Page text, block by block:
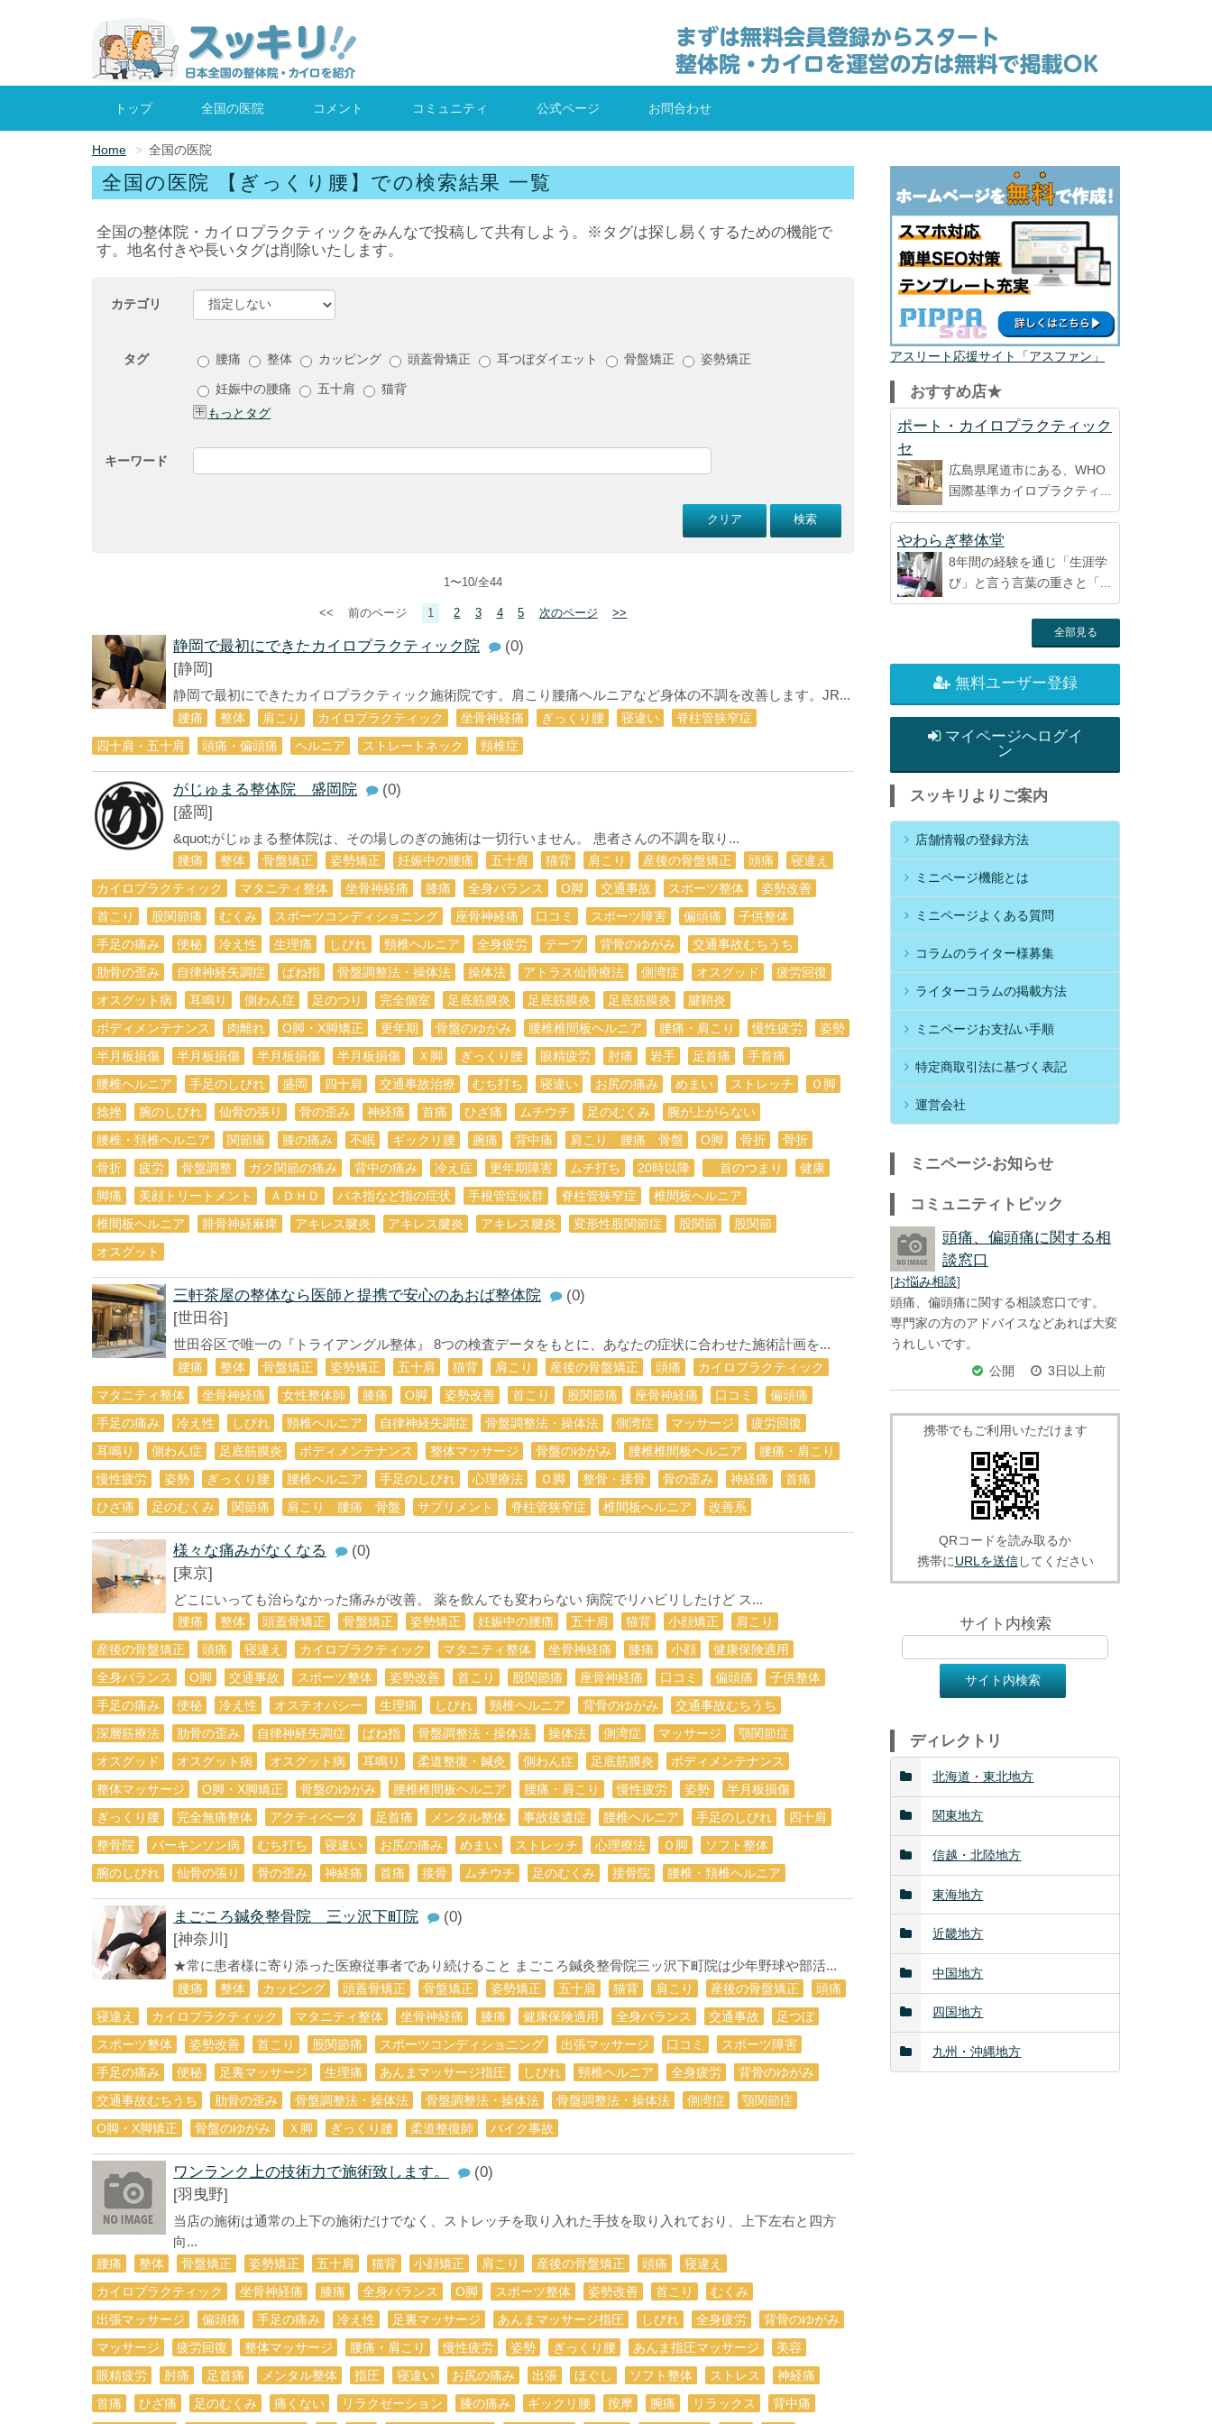
トップ 全国の医院 コメント コミュニティ 公式ページ お問合わせ
Home 全国の医院
全国の医院 【ぎっくり腰】での検索結果 一覧
全国の整体院・カイロプラクティックをみんなで投稿して共有しよう。※タグは探し易くするための機能で
す。地名付きや長いタグは削除いたします。
カテゴリ
タグ 腰痛 整体 カッピング 頭蓋骨矯正 耳つぼダイエット 骨盤矯正 姿勢矯正
妊娠中の腰痛 五十肩
猫背
もっとタグ
キーワード
1〜10/全44
<< 前のページ 1 2 3 4 5 次のページ >>
静岡で最初にできたカイロプラクティック院
(0)
[静岡]
静岡で最初にできたカイロプラクティック施術院です。肩こり腰痛ヘルニアなど身体の不調を改善します。JR...
腰痛 整体 肩こり カイロプラクティック 坐骨神経痛 ぎっくり腰 寝違い
脊柱管狭窄症
四十肩・五十肩
頭痛・偏頭痛 ヘルニア ストレートネック 頸椎症
がじゅまる整体院 盛岡院
(0)
[盛岡]
&quot;がじゅまる整体院は、その場しのぎの施術は一切行いません。 患者さんの不調を取り...
腰痛 整体 骨盤矯正 姿勢矯正 妊娠中の腰痛 五十肩 猫背 肩こり 産後の骨盤矯正 頭痛
寝違え
カイロプラクティック
マタニティ整体 坐骨神経痛 膝痛 全身バランス О脚 交通事故 スポーツ整体
姿勢改善
首こり
股関節痛 むくみ スポーツコンディショニング 座骨神経痛 口コミ スポーツ障害 偏頭痛
子供整体
手足の痛み
便秘 冷え性 生理痛 しびれ 頸椎ヘルニア 全身疲労 テープ 背骨のゆがみ
交通事故むちうち
肋骨の歪み
自律神経失調症 ばね指 骨盤調整法・操体法 操体法 アトラス仙骨療法 側湾症 オスグッド
疲労回復
オスグット病
耳鳴り 側わん症 足のつり 完全個室 足底筋膜炎 足底筋膜炎 足底筋膜炎
腱鞘炎
ボディメンテナンス
肉離れ O脚・X脚矯正 更年期 骨盤のゆがみ 腰椎椎間板ヘルニア 腰痛・肩こり 慢性疲労
姿勢
半月板損傷
半月板損傷 半月板損傷 半月板損傷 Ｘ脚 ぎっくり腰 眼精疲労 肘痛 岩手 足首痛
手首痛
腰椎ヘルニア
手足のしびれ 盛岡 四十肩 交通事故治療 むち打ち 寝違い お尻の痛み めまい ストレッチ
Ｏ脚
捻挫
腕のしびれ 仙骨の張り 骨の歪み 神経痛 首痛 ひざ痛 ムチウチ 足のむくみ
腕が上がらない
腰椎・頚椎ヘルニア
関節痛 膝の痛み 不眠 ギックリ腰 腕痛 背中痛 肩こり 腰痛 骨盤 O脚 骨折
骨折
骨折
疲労 骨盤調整 ガク関節の痛み 背中の痛み 冷え症 更年期障害 ムチ打ち 20時以降 首のつまり
健康
脚痛
美顔トリートメント ＡＤＨＤ バネ指など指の症状 手根管症候群 脊柱管狭窄症
椎間板ヘルニア
椎間板ヘルニア
腓骨神経麻痺 アキレス腱炎 アキレス腱炎 アキレス腱炎 変形性股関節症 股関節
股関節
オスグット
三軒茶屋の整体なら医師と提携で安心のあおば整体院
(0)
[世田谷]
世田谷区で唯一の『トライアングル整体』 8つの検査データをもとに、あなたの症状に合わせた施術計画を...
腰痛 整体 骨盤矯正 姿勢矯正 五十肩 猫背 肩こり 産後の骨盤矯正 頭痛
カイロプラクティック
マタニティ整体
坐骨神経痛 女性整体師 膝痛 О脚 姿勢改善 首こり 股関節痛 座骨神経痛 口コミ
偏頭痛
手足の痛み
冷え性 しびれ 頸椎ヘルニア 自律神経失調症 骨盤調整法・操体法 側湾症 マッサージ
疲労回復
耳鳴り
側わん症 足底筋膜炎 ボディメンテナンス 整体マッサージ 骨盤のゆがみ 腰椎椎間板ヘルニア
腰痛・肩こり
慢性疲労
姿勢 ぎっくり腰 腰椎ヘルニア 手足のしびれ 心理療法 Ｏ脚 整骨・接骨 骨の歪み 神経痛
首痛
ひざ痛
足のむくみ 関節痛 肩こり 腰痛 骨盤 サプリメント 脊柱管狭窄症 椎間板ヘルニア 改善系
様々な痛みがなくなる
(0)
[東京]
どこにいっても治らなかった痛みが改善。 薬を飲んでも変わらない 病院でリハビリしたけど ス...
腰痛 整体 頭蓋骨矯正 骨盤矯正 姿勢矯正 妊娠中の腰痛 五十肩 猫背 小顔矯正
肩こり
産後の骨盤矯正
頭痛 寝違え カイロプラクティック マタニティ整体 坐骨神経痛 膝痛 小顔
健康保険適用
全身バランス
О脚 交通事故 スポーツ整体 姿勢改善 首こり 股関節痛 座骨神経痛 口コミ 偏頭痛
子供整体
手足の痛み
便秘 冷え性 オステオパシー 生理痛 しびれ 頸椎ヘルニア 背骨のゆがみ
交通事故むちうち
深層筋療法
肋骨の歪み 自律神経失調症 ばね指 骨盤調整法・操体法 操体法 側湾症 マッサージ
顎関節症
オスグッド
オスグット病 オスグット病 耳鳴り 柔道整復・鍼灸 側わん症 足底筋膜炎
ボディメンテナンス
整体マッサージ
O脚・X脚矯正 骨盤のゆがみ 腰椎椎間板ヘルニア 腰痛・肩こり 慢性疲労 姿勢
半月板損傷
ぎっくり腰
完全無痛整体 アクティベータ 足首痛 メンタル整体 事故後遺症 腰椎ヘルニア 手足のしびれ
四十肩
整骨院
パーキンソン病 むち打ち 寝違い お尻の痛み めまい ストレッチ 心理療法 Ｏ脚
ソフト整体
腕のしびれ
仙骨の張り 骨の歪み 神経痛 首痛 接骨 ムチウチ 足のむくみ 接骨院 腰椎・頚椎ヘルニア
まごころ鍼灸整骨院 三ッ沢下町院
(0)
[神奈川]
★常に患者様に寄り添った医療従事者であり続けること まごころ鍼灸整骨院三ッ沢下町院は少年野球や部活...
腰痛 整体 カッピング 頭蓋骨矯正 骨盤矯正 姿勢矯正 五十肩 猫背 肩こり 産後の骨盤矯正
頭痛
寝違え
カイロプラクティック マタニティ整体 坐骨神経痛 膝痛 健康保険適用 全身バランス 交通事故
足つぼ
スポーツ整体
姿勢改善 首こり 股関節痛 スポーツコンディショニング 出張マッサージ 口コミ
スポーツ障害
手足の痛み
便秘 足裏マッサージ 生理痛 あんまマッサージ指圧 しびれ 頸椎ヘルニア 全身疲労
背骨のゆがみ
交通事故むちうち
肋骨の歪み 骨盤調整法・操体法 骨盤調整法・操体法 骨盤調整法・操体法 側湾症
顎関節症
O脚・X脚矯正
骨盤のゆがみ Ｘ脚 ぎっくり腰 柔道整復師 バイク事故
ワンランク上の技術力で施術致します。
(0)
[羽曳野]
当店の施術は通常の上下の施術だけでなく、ストレッチを取り入れた手技を取り入れており、上下左右と四方
向...
腰痛 整体 骨盤矯正 姿勢矯正 五十肩 猫背 小顔矯正 肩こり 産後の骨盤矯正 頭痛
寝違え
カイロプラクティック
坐骨神経痛 膝痛 全身バランス О脚 スポーツ整体 姿勢改善 首こり
むくみ
出張マッサージ
偏頭痛 手足の痛み 冷え性 足裏マッサージ あんまマッサージ指圧 しびれ 全身疲労
背骨のゆがみ
マッサージ
疲労回復 整体マッサージ 腰痛・肩こり 慢性疲労 姿勢 ぎっくり腰 あんま指圧マッサージ
美容
眼精疲労
肘痛 足首痛 メンタル整体 指圧 寝違い お尻の痛み 出張 ほぐし ソフト整体 ストレス
神経痛
首痛
ひざ痛 足のむくみ 痛くない リラクゼーション 膝の痛み ギックリ腰 按摩 腕痛 リラックス
背中痛
アスリート応援サイト「アスファン」
おすすめ店★
ポート・カイロプラクティック
セ
広島県尾道市にある、WHO
国際基準カイロプラクティ...
やわらぎ整体堂
8年間の経験を通じ「生涯学
び」と言う言葉の重さと「...
全部見る
無料ユーザー登録
マイページへログイ
ン
スッキリよりご案内
店舗情報の登録方法
ミニページ機能とは
ミニページよくある質問
コラムのライター様募集
ライターコラムの掲載方法
ミニページお支払い手順
特定商取引法に基づく表記
運営会社
ミニページ-お知らせ
コミュニティトピック
頭痛、偏頭痛に関する相
談窓口
[お悩み相談]
頭痛、偏頭痛に関する相談窓口です。
専門家の方のアドバイスなどあれば大変
うれしいです。
公開
3日以上前
携帯でもご利用いただけます
QRコードを読み取るか
携帯にURLを送信してください
サイト内検索
ディレクトリ
北海道・東北地方
関東地方
信越・北陸地方
東海地方
近畿地方
中国地方
四国地方
九州・沖縄地方